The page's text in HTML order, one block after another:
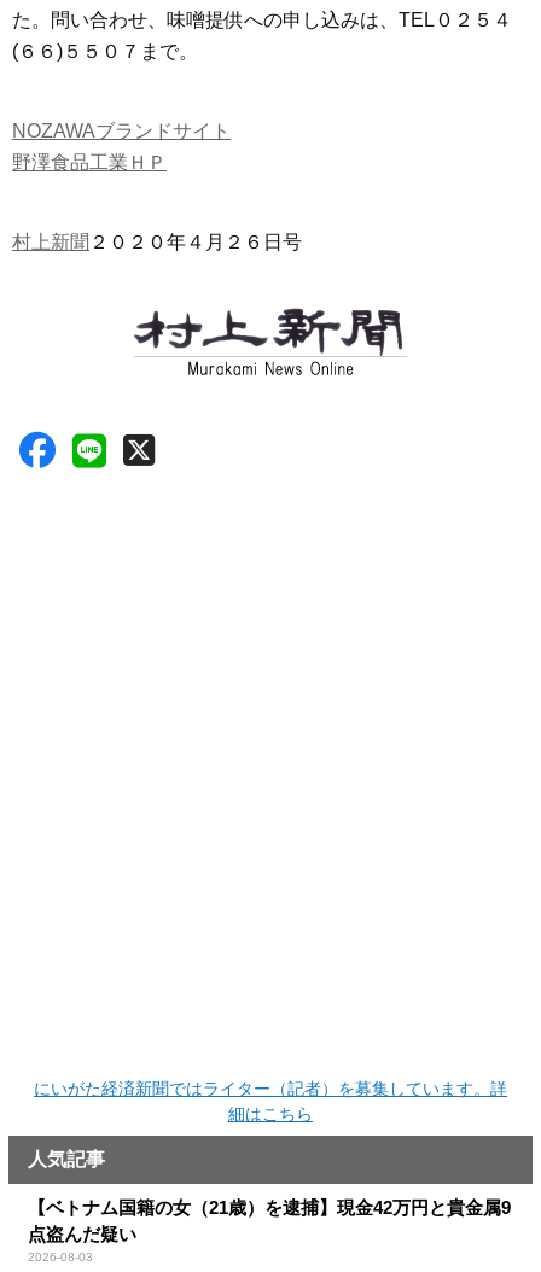
た。問い合わせ、味噌提供への申し込みは、TEL０２５４
(６６)５５０７まで。
NOZAWAブランドサイト
野澤食品工業ＨＰ
村上新聞 ２０２０年４月２６日号
にいがた経済新聞ではライター（記者）を募集しています。詳
細はこちら
人気記事
【ベトナム国籍の女（21歳）を逮捕】現金42万円と貴金属9
点盗んだ疑い
2026-08-03